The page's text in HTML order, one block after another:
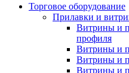
Торговое оборудование
Прилавки и
Витрины и
профиля
Витрины и
Витрины и
Витрины и